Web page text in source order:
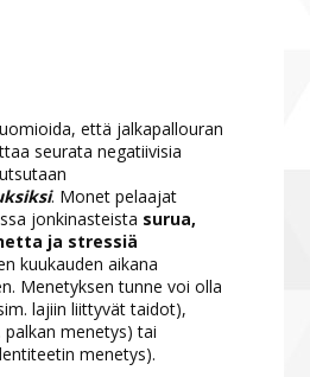
että jalkapallouran
seurata negatiivisia
. Monet pelaajat
jonkinasteista surua,
ja stressiä
kuukauden aikana
Menetyksen tunne voi olla
lajiin liittyvät taidot),
menetys) tai
menetys).